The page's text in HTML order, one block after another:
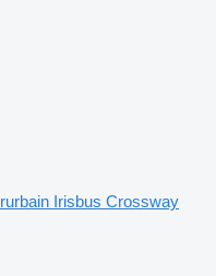
Irisbus Crossway